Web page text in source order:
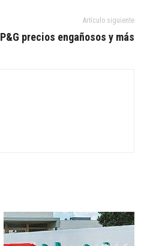
Artículo siguiente
P&G precios engañosos y más